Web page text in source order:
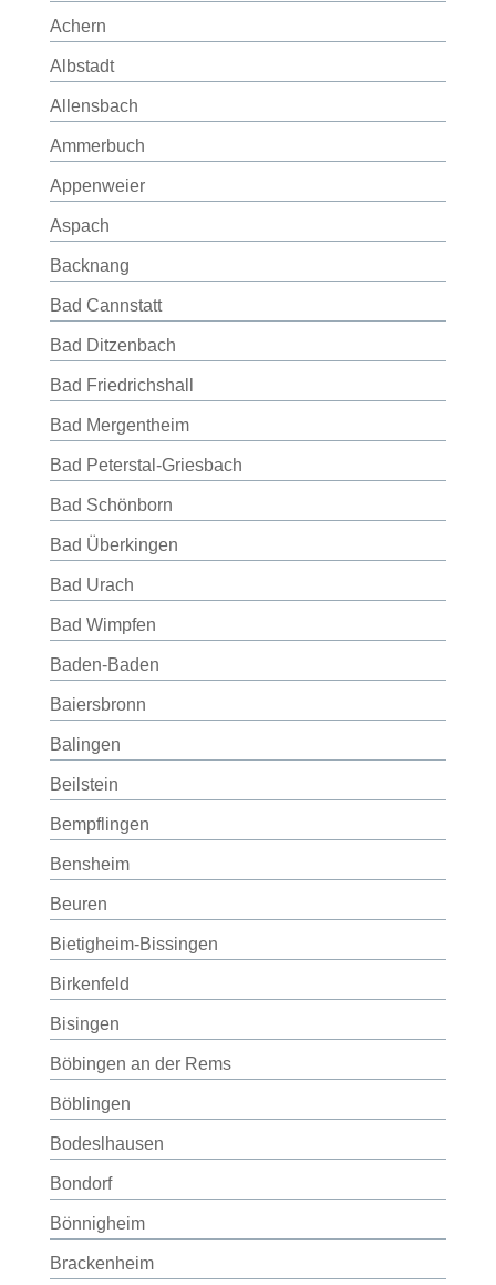
Achern
Albstadt
Allensbach
Ammerbuch
Appenweier
Aspach
Backnang
Bad Cannstatt
Bad Ditzenbach
Bad Friedrichshall
Bad Mergentheim
Bad Peterstal-Griesbach
Bad Schönborn
Bad Überkingen
Bad Urach
Bad Wimpfen
Baden-Baden
Baiersbronn
Balingen
Beilstein
Bempflingen
Bensheim
Beuren
Bietigheim-Bissingen
Birkenfeld
Bisingen
Böbingen an der Rems
Böblingen
Bodeslhausen
Bondorf
Bönnigheim
Brackenheim